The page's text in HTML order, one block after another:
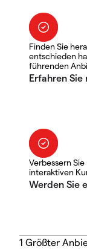
Finden Sie
entschieden
führenden
Verbessern
interaktiven
1 Größter